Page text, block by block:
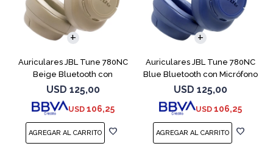
Auriculares JBL Tune 780NC
Beige Bluetooth con
Micrófono
USD 125,00
USD 106,25
Auriculares JBL Tune 780NC
Blue Bluetooth con Micrófono
USD 125,00
USD 106,25